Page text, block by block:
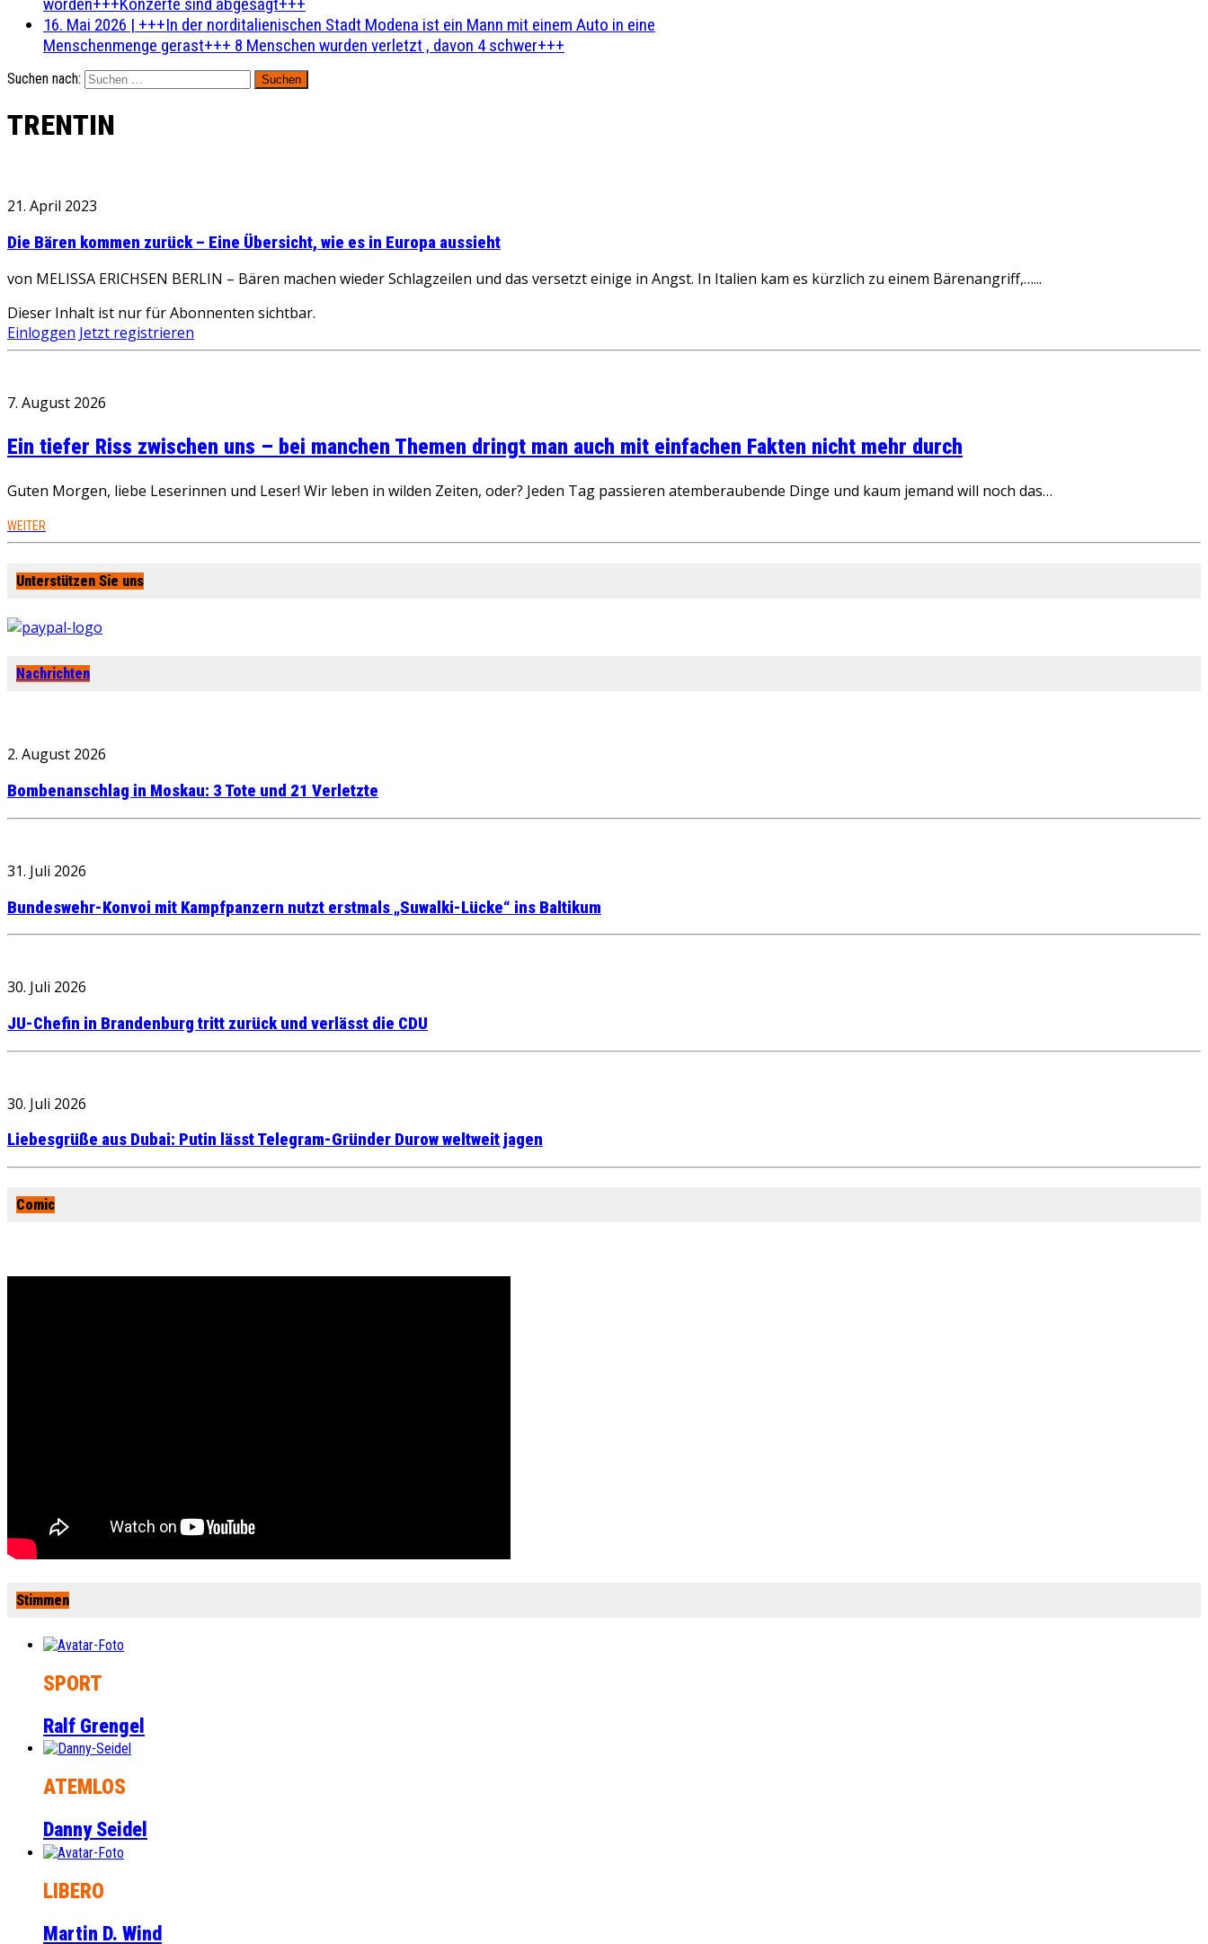
16. Mai 2026 | +++In der norditalienischen Stadt Modena ist ein Mann mit einem Auto in eine
Menschenmenge gerast+++ 8 Menschen wurden verletzt , davon 4 schwer+++
Suchen nach:
TRENTIN
21. April 2023
Die Bären kommen zurück – Eine Übersicht, wie es in Europa aussieht
von MELISSA ERICHSEN BERLIN – Bären machen wieder Schlagzeilen und das versetzt einige in Angst. In Italien kam es kürzlich zu einem Bärenangriff,…...
Dieser Inhalt ist nur für Abonnenten sichtbar.
Einloggen Jetzt registrieren
7. August 2026
Ein tiefer Riss zwischen uns – bei manchen Themen dringt man auch mit einfachen Fakten nicht mehr durch
Guten Morgen, liebe Leserinnen und Leser! Wir leben in wilden Zeiten, oder? Jeden Tag passieren atemberaubende Dinge und kaum jemand will noch das…
WEITER
Unterstützen Sie uns
Nachrichten
2. August 2026
Bombenanschlag in Moskau: 3 Tote und 21 Verletzte
31. Juli 2026
Bundeswehr-Konvoi mit Kampfpanzern nutzt erstmals „Suwalki-Lücke“ ins Baltikum
30. Juli 2026
JU-Chefin in Brandenburg tritt zurück und verlässt die CDU
30. Juli 2026
Liebesgrüße aus Dubai: Putin lässt Telegram-Gründer Durow weltweit jagen
Comic
Stimmen
SPORT
Ralf Grengel
ATEMLOS
Danny Seidel
LIBERO
Martin D. Wind